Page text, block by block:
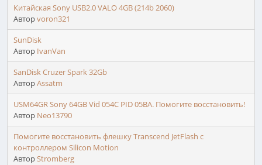
Китайская Sony USB2.0 VALO 4GB (214b 2060)
Авторvoron321
SunDisk
Автор IvanVan
SanDisk Cruzer Spark 32Gb
АвторAssatm
USM64GR Sony 64GB Vid 054C PID 05BA. Помогите восстановить!
Автор Neo13790
Помогите восстановить флешку Transcend JetFlash с
контроллером Silicon Motion
АвторStromberg